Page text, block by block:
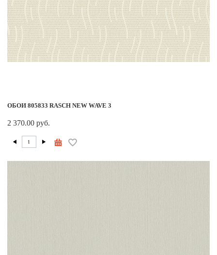
ОБОИ 805833 RASCH NEW WAVE 3
2 370.00 руб.